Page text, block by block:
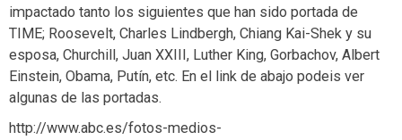
impactado tanto los siguientes que han sido portada de
TIME; Roosevelt, Charles Lindbergh, Chiang Kai-Shek y su
esposa, Churchill, Juan XXIII, Luther King, Gorbachov, Albert
Einstein, Obama, Putín, etc. En el link de abajo podeis ver
algunas de las portadas.
http://www.abc.es/fotos-medios-